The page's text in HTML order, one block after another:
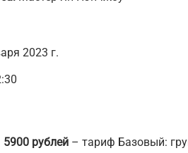
2023 г.
5900 рублей – тариф Базовый: